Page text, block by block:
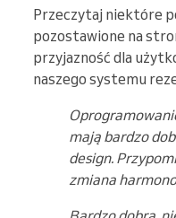
Przeczytaj niektóre
pozostawione na
przyjazność dla
naszego systemu
mają bardzo
design.
zmiana